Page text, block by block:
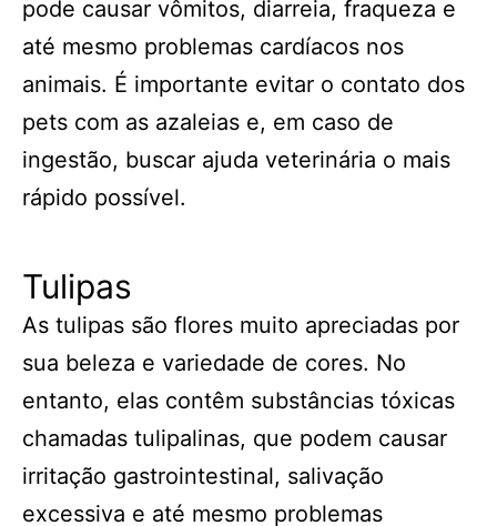
pode causar vômitos, diarreia, fraqueza e
até mesmo problemas cardíacos nos
animais. É importante evitar o contato dos
pets com as azaleias e, em caso de
ingestão, buscar ajuda veterinária o mais
rápido possível.
Tulipas
As tulipas são flores muito apreciadas por
sua beleza e variedade de cores. No
entanto, elas contêm substâncias tóxicas
chamadas tulipalinas, que podem causar
irritação gastrointestinal, salivação
excessiva e até mesmo problemas